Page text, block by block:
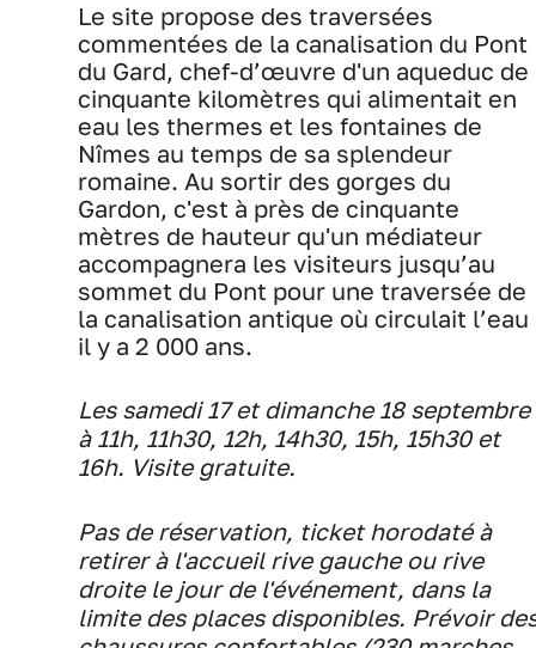
Le site propose des traversées
commentées de la canalisation du Pont
du Gard, chef-d’œuvre d'un aqueduc de
cinquante kilomètres qui alimentait en
eau les thermes et les fontaines de
Nîmes au temps de sa splendeur
romaine. Au sortir des gorges du
Gardon, c'est à près de cinquante
mètres de hauteur qu'un médiateur
accompagnera les visiteurs jusqu’au
sommet du Pont pour une traversée de
la canalisation antique où circulait l’eau
il y a 2 000 ans.
Les samedi 17 et dimanche 18 septembre
à 11h, 11h30, 12h, 14h30, 15h, 15h30 et
16h. Visite gratuite.
Pas de réservation, ticket horodaté à
retirer à l'accueil rive gauche ou rive
droite le jour de l'événement, dans la
limite des places disponibles. Prévoir